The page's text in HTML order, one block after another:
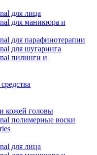
для лица
для маникюра и
для парафинотерапии
для шугаринга
пилинги и
кожей головы
полимерные воски
для лица